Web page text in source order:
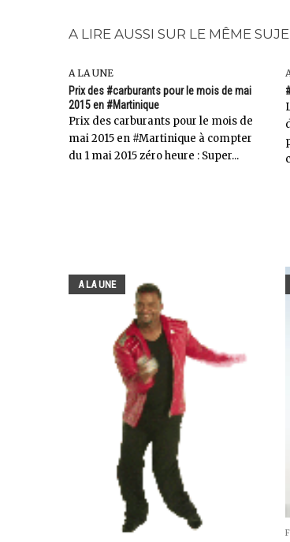
A LIRE AUSSI SUR LE MÊME
A LA UNE
Prix des #carburants pour le mois de mai
2015 en #Martinique
Prix des carburants pour le mois de
mai 2015 en #Martinique à compter
du 1 mai 2015 zéro heure : Super...
A LA UNE